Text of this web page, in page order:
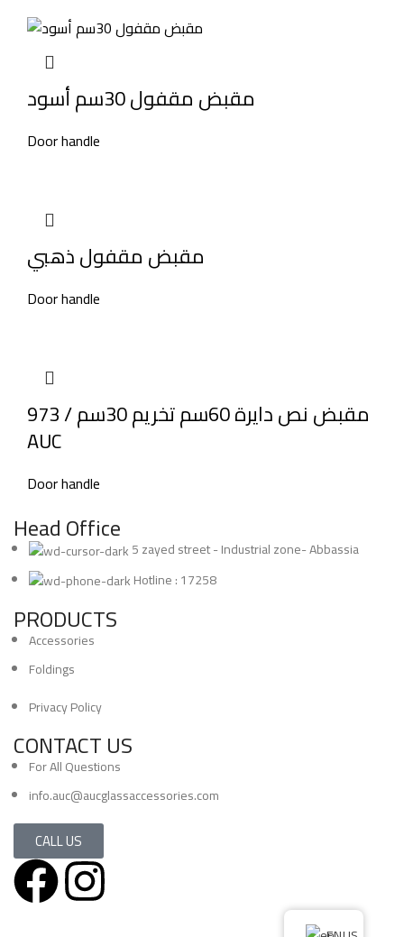
مقبض مقفول 30سم أسود
Door handle
مقبض مقفول ذهبي
Door handle
مقبض نص دايرة 60سم تخريم 30سم / 973
AUC
Door handle
Head Office
5 zayed street - Industrial zone- Abbassia
Hotline : 17258
PRODUCTS
Accessories
Foldings
Privacy Policy
CONTACT US
For All Questions
info.auc@aucglassaccessories.com
CALL US
Copyright 2024 All Rights Reserved. © Deisgnd By Servix